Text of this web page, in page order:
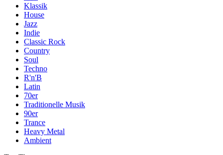
Klassik
House
Jazz
Indie
Classic Rock
Country
Soul
Techno
R'n'B
Latin
70er
Traditionelle Musik
90er
Trance
Heavy Metal
Ambient